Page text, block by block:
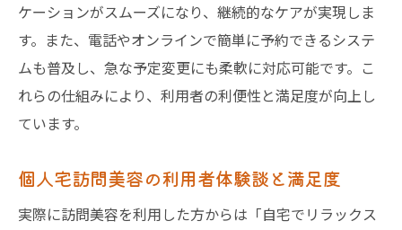
ケーションがスムーズになり、継続的なケアが実現しま
す。また、電話やオンラインで簡単に予約できるシステ
ムも普及し、急な予定変更にも柔軟に対応可能です。こ
れらの仕組みにより、利用者の利便性と満足度が向上し
ています。
個人宅訪問美容の利用者体験談と満足度
実際に訪問美容を利用した方からは「自宅でリラックス